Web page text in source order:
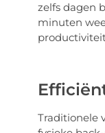
zelfs dagen
minuten
Traditionele